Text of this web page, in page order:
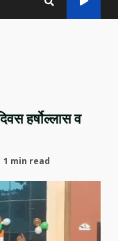
हर्षोल्लास व
1 min read